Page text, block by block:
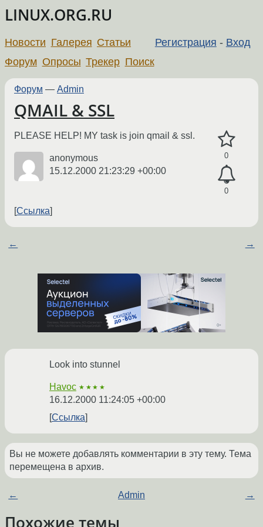
LINUX.ORG.RU
Регистрация - Вход
Новости Галерея Статьи
Форум Опросы Трекер Поиск
Форум — Admin
QMAIL & SSL
0
0
PLEASE HELP! MY task is join qmail & ssl.
anonymous
15.12.2000 21:23:29 +00:00
Ссылка
← →
Look into stunnel
Havoc ★★★★
16.12.2000 11:24:05 +00:00
Ссылка
Вы не можете добавлять комментарии в эту тему. Тема
перемещена в архив.
← Admin →
Похожие темы